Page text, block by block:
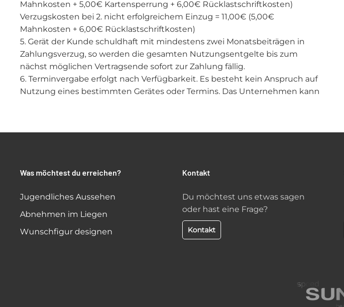
Mahnkosten + 5,00€ Kartensperrung + 6,00€ Rücklastschriftkosten)
Verzugskosten bei 2. nicht erfolgreichem Einzug = 11,00€ (5,00€
Mahnkosten + 6,00€ Rücklastschriftkosten)
5. Gerät der Kunde schuldhaft mit mindestens zwei Monatsbeiträgen in
Zahlungsverzug, so werden die gesamten Nutzungsentgelte bis zum
nächst möglichen Vertragsende sofort zur Zahlung fällig.
6. Terminvergabe erfolgt nach Verfügbarkeit. Es besteht kein Anspruch auf
Nutzung eines bestimmten Gerätes oder Termins. Das Unternehmen kann
Was möchtest du erreichen?
Jugendliches Aussehen
Abnehmen im Liegen
Wunschfigur designen
Kontakt
Du möchtest uns etwas sagen
oder hast eine Frage?
Kontakt